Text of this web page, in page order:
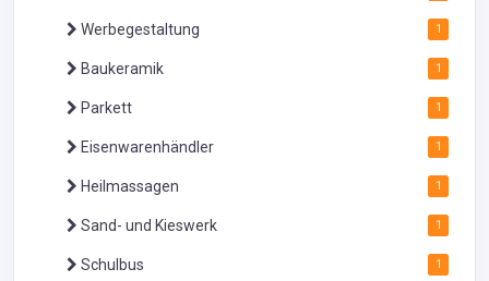
Werbegestaltung 1
Baukeramik 1
Parkett 1
Eisenwarenhändler 1
Heilmassagen 1
Sand- und Kieswerk 1
Schulbus 1